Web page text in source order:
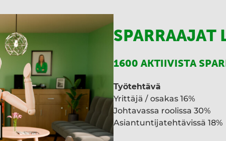
SPARRAAJAT
1600 AKTIIVISTA
Työtehtävä
Yrittäjä / osakas 16%
Johtavassa roolissa 30%
Asiantuntijatehtävissä 18%